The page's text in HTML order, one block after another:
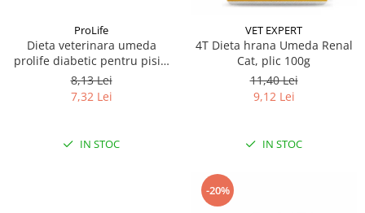
ProLife
Dieta veterinara umeda
prolife diabetic pentru pisici
plic 85g
8,13 Lei
7,32 Lei
IN STOC
VET EXPERT
4T Dieta hrana Umeda Renal
Cat, plic 100g
11,40 Lei
9,12 Lei
IN STOC
-20%